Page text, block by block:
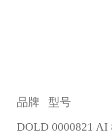
品牌 型号
DOLD 0000821 AI